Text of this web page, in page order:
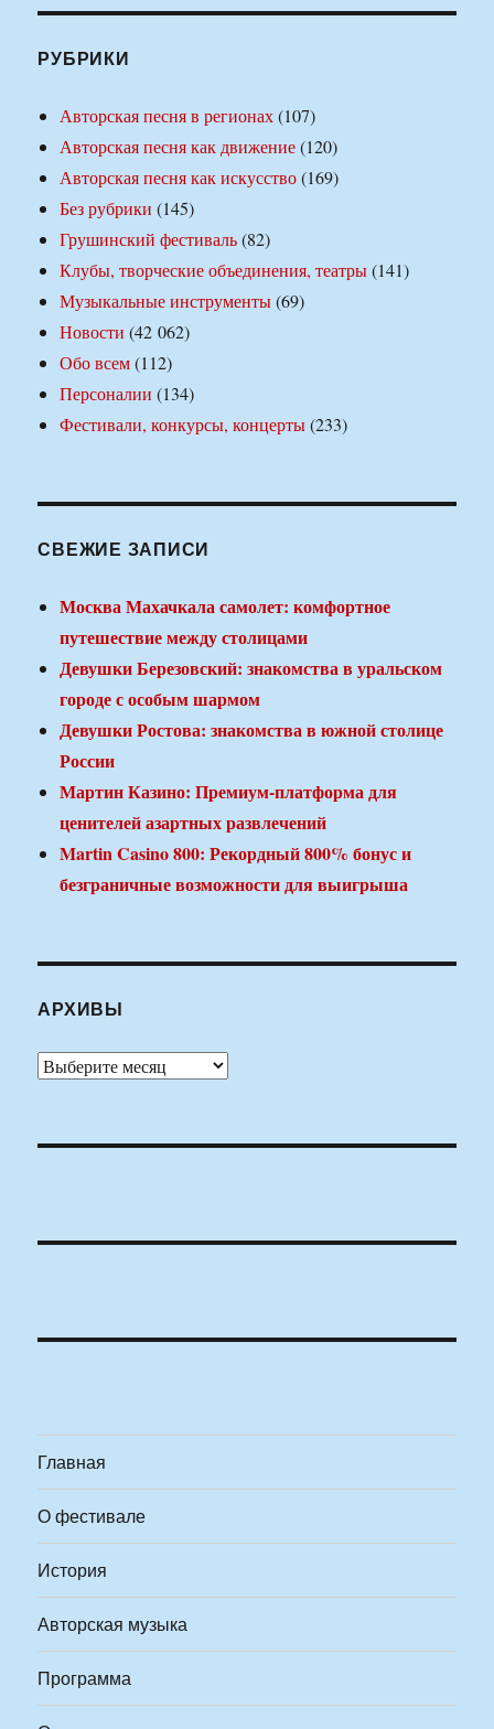
РУБРИКИ
Авторская песня в регионах(107)
Авторская песня как движение(120)
Авторская песня как искусство(169)
Без рубрики (145)
Грушинский фестиваль(82)
Клубы, творческие объединения, театры(141)
Музыкальные инструменты(69)
Новости (42 062)
Обо всем(112)
Персоналии (134)
Фестивали, конкурсы, концерты(233)
СВЕЖИЕ ЗАПИСИ
Москва Махачкала самолет: комфортное
путешествие между столицами
Девушки Березовский: знакомства в уральском
городе с особым шармом
Девушки Ростова: знакомства в южной столице
России
Мартин Казино: Премиум-платформа для
ценителей азартных развлечений
Martin Casino 800: Рекордный 800% бонус и
безграничные возможности для выигрыша
АРХИВЫ
Архивы
Главная
О фестивале
История
Авторская музыка
Программа